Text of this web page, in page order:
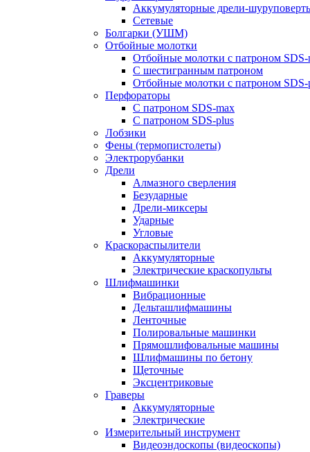
Аккумуляторные дрели-
Сетевые
Болгарки (УШМ)
Отбойные молотки
Отбойные молотки с патроном SDS-
С шестигранным патроном
Отбойные молотки с патроном SDS-
Перфораторы
С патроном SDS-max
С патроном SDS-plus
Лобзики
Фены (термопистолеты)
Электрорубанки
Дрели
Алмазного сверления
Безударные
Дрели-миксеры
Ударные
Угловые
Краскораспылители
Аккумуляторные
Электрические краскопульты
Шлифмашинки
Вибрационные
Дельташлифмашины
Ленточные
Полировальные машинки
Прямошлифовальные машины
Шлифмашины по бетону
Щеточные
Эксцентриковые
Граверы
Аккумуляторные
Электрические
Измерительный инструмент
Видеоэндоскопы (видеоскопы)